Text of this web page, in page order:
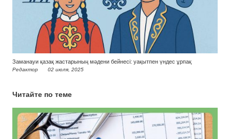
Заманауи қазақ жастарының мәдени бейнесі: уақытпен үндес ұрпақ
Редактор 02 июля, 2025
Читайте по теме